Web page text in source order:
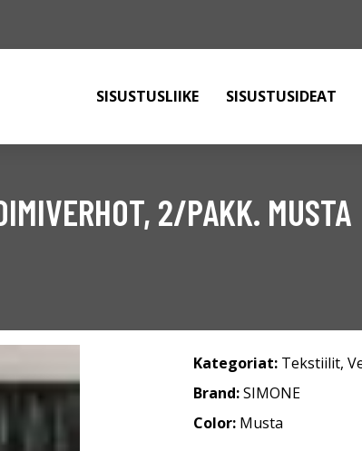
SISUSTUSLIIKE SISUSTUSIDEAT
2/PAKK. MUSTA
Kategoriat: Tekstiilit,
Brand:SIMONE
Color: Musta